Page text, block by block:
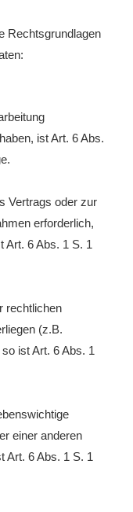
Rechtsgrundlagen
ist Art. 6 Abs.
Vertrags oder zur
erforderlich,
Art. 6 Abs. 1 S. 1
rechtlichen
(z.B.
ist Art. 6 Abs. 1
einer anderen
Art. 6 Abs. 1 S. 1